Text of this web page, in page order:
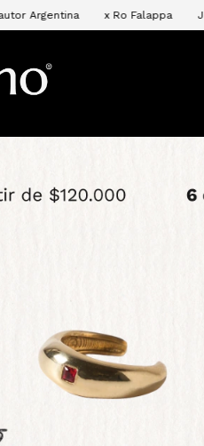
x Ro Falappa Joyería de autor